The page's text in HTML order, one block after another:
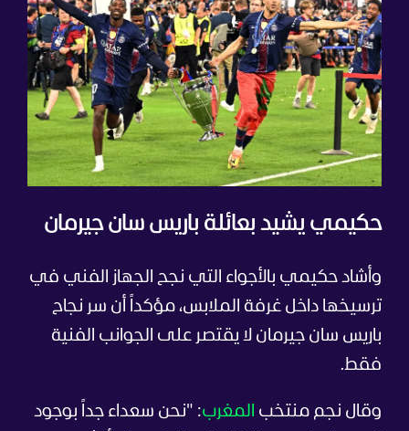
حكيمي يشيد بعائلة باريس سان جيرمان
وأشاد حكيمي بالأجواء التي نجح الجهاز الفني في
ترسيخها داخل غرفة الملابس، مؤكداً أن سر نجاح
باريس سان جيرمان لا يقتصر على الجوانب الفنية
فقط.
وقال نجم منتخب المغرب: "نحن سعداء جداً بوجود